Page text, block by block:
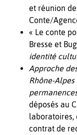
et réunion
Conte/
« Le conte
Bresse et
identité
Approche
Rhône-
déposés au
laboratoires,
contrat de